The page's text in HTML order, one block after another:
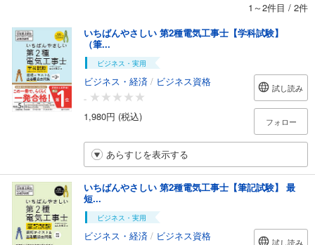
1～2件目 / 2件
いちばんやさしい 第2種電気工事士【学科試験】
（筆...
ビジネス・実用
ビジネス・経済 / ビジネス資格
-
1,980円 (税込)
試し読み
フォロー
あらすじを表示する
いちばんやさしい 第2種電気工事士【筆記試験】 最
短...
ビジネス・実用
ビジネス・経済 / ビジネス資格
試し読み